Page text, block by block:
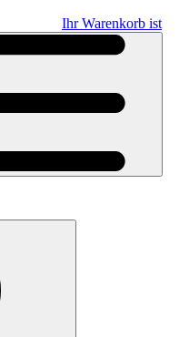
Ihr Warenkorb ist